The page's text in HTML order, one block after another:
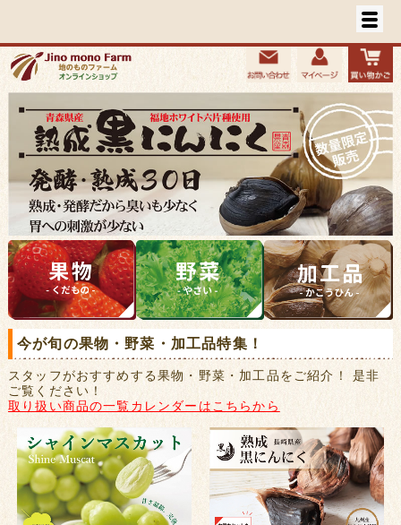
今が旬の果物・野菜・加工品特集！
スタッフがおすすめする果物・野菜・加工品をご紹介！ 是非
ご覧ください！
取り扱い商品の一覧カレンダーはこちらから